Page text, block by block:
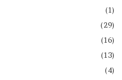
(1)
(29)
(16)
(13)
(4)